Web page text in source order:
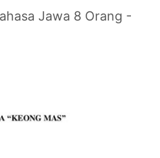
Jawa 8 Orang -